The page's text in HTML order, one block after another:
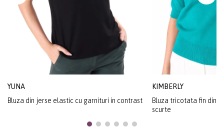
YUNA
Bluza din jerse elastic cu garnituri in contrast
KIMBERLY
Bluza tricotata fin din
scurte